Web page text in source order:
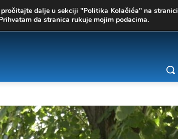
dalje u sekciji "Politika Kolačića" na stranici
da stranica rukuje mojim podacima.